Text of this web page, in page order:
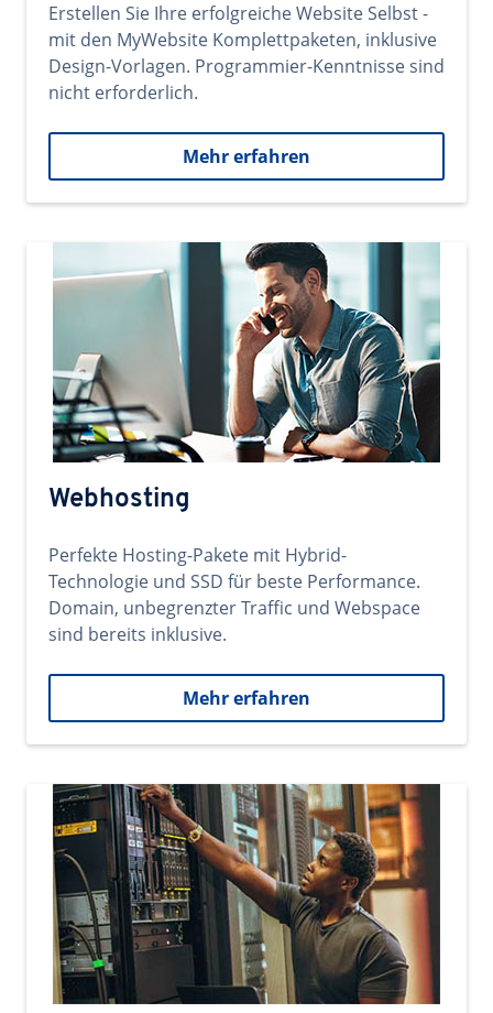
Erstellen Sie Ihre erfolgreiche Website Selbst -
mit den MyWebsite Komplettpaketen, inklusive
Design-Vorlagen. Programmier-Kenntnisse sind
nicht erforderlich.
Mehr erfahren
Webhosting
Perfekte Hosting-Pakete mit Hybrid-
Technologie und SSD für beste Performance.
Domain, unbegrenzter Traffic und Webspace
sind bereits inklusive.
Mehr erfahren